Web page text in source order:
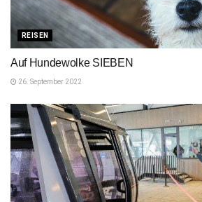
REISEN
Auf Hundewolke SIEBEN
26. September 2022